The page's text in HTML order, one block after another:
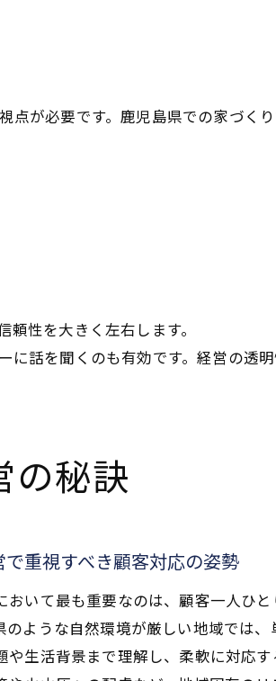
が必要です。鹿児島県での家づく
性を大きく左右します。
話を聞くのも有効です。経営の透
の秘訣
で重視すべき顧客対応の姿勢
おいて最も重要なのは、顧客一人ひ
のような自然環境が厳しい地域では
や生活背景まで理解し、柔軟に対応